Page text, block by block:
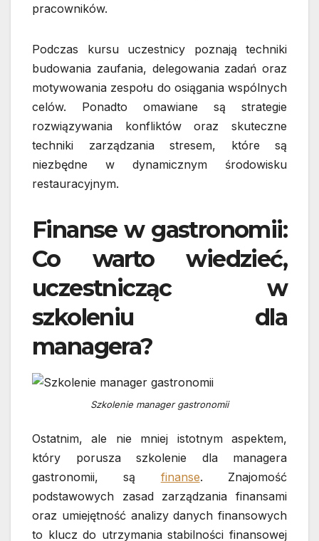
pracowników.
Podczas kursu uczestnicy poznają techniki
budowania zaufania, delegowania zadań oraz
motywowania zespołu do osiągania wspólnych
celów. Ponadto omawiane są strategie
rozwiązywania konfliktów oraz skuteczne
techniki zarządzania stresem, które są
niezbędne w dynamicznym środowisku
restauracyjnym.
Finanse w gastronomii:
Co warto wiedzieć,
uczestnicząc w
szkoleniu dla
managera?
Szkolenie manager gastronomii
Ostatnim, ale nie mniej istotnym aspektem,
który porusza szkolenie dla managera
gastronomii, są finanse. Znajomość
podstawowych zasad zarządzania finansami
oraz umiejętność analizy danych finansowych
to klucz do utrzymania stabilności finansowej